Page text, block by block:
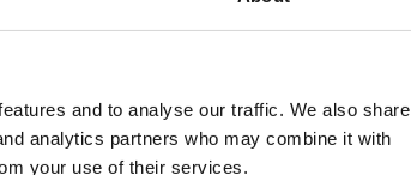
and to analyse our traffic. We also share
analytics partners who may combine it with
your use of their services.
sa cititiacestarticol.